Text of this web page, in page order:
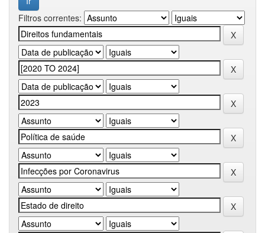
Filtros correntes: